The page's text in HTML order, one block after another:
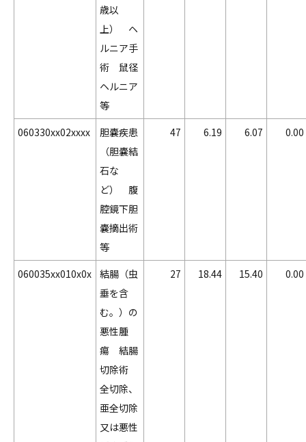
歳以
上） ヘ
ルニア手
術 鼠径
ヘルニア
等
060330xx02xxxx
胆嚢疾患
（胆嚢結
石な
ど） 腹
腔鏡下胆
嚢摘出術
等
47 6.19 6.07 0.00
060035xx010x0x 結腸（虫
垂を含
む。）の
悪性腫
瘍 結腸
切除術
全切除、
亜全切除
又は悪性
27 18.44 15.40 0.00